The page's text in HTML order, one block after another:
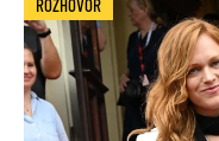
ROZHOVOR